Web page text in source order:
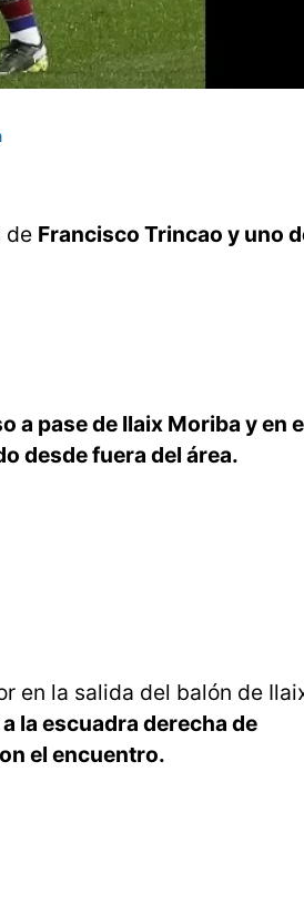
de Francisco Trincao y uno
a pase de Ilaix Moriba y en
desde fuera del área.
en la salida del balón de
la escuadra derecha de
el encuentro.